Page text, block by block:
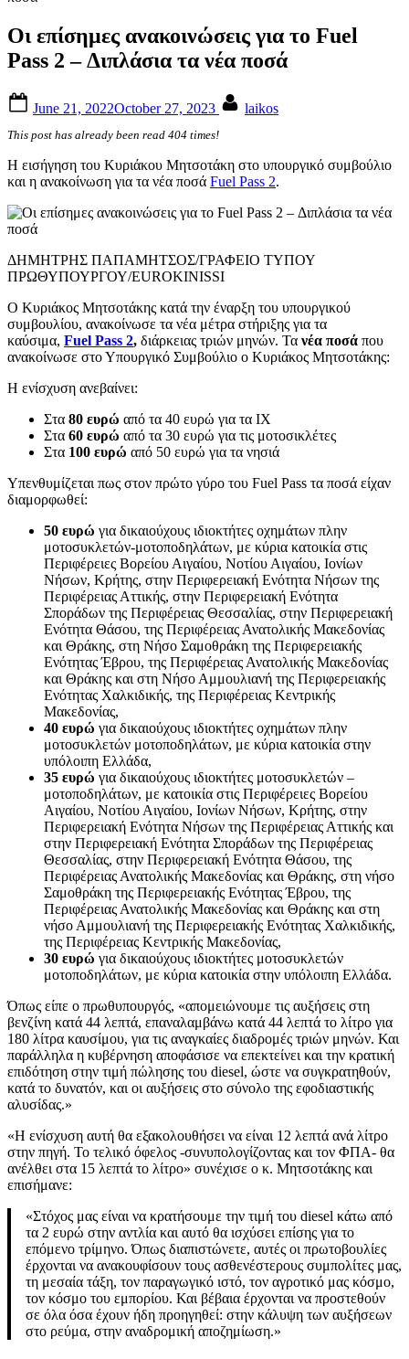
Οι επίσημες ανακοινώσεις για το Fuel
Pass 2 – Διπλάσια τα νέα ποσά
on
June 21, 2022October 27, 2023 laikos
This post has already been read 404 times!
Η εισήγηση του Κυριάκου Μητσοτάκη στο υπουργικό συμβούλιο
και η ανακοίνωση για τα νέα ποσά Fuel Pass 2.
ΔΗΜΗΤΡΗΣ ΠΑΠΑΜΗΤΣΟΣ/ΓΡΑΦΕΙΟ ΤΥΠΟΥ
ΠΡΩΘΥΠΟΥΡΓΟΥ/EUROKINISSI
Ο Κυριάκος Μητσοτάκης κατά την έναρξη του υπουργικού
συμβουλίου, ανακοίνωσε τα νέα μέτρα στήριξης για τα
καύσιμα, Fuel Pass 2, διάρκειας τριών μηνών. Τα νέα ποσά που
ανακοίνωσε στο Υπουργικό Συμβούλιο ο Κυριάκος Μητσοτάκης:
Η ενίσχυση ανεβαίνει:
Στα 80 ευρώ από τα 40 ευρώ για τα ΙΧ
Στα 60 ευρώ από τα 30 ευρώ για τις μοτοσικλέτες
Στα 100 ευρώ από 50 ευρώ για τα νησιά
Υπενθυμίζεται πως στον πρώτο γύρο του Fuel Pass τα ποσά είχαν
διαμορφωθεί:
50 ευρώ για δικαιούχους ιδιοκτήτες οχημάτων πλην
μοτοσυκλετών-μοτοποδηλάτων, με κύρια κατοικία στις
Περιφέρειες Βορείου Αιγαίου, Νοτίου Αιγαίου, Ιονίων
Νήσων, Κρήτης, στην Περιφερειακή Ενότητα Νήσων της
Περιφέρειας Αττικής, στην Περιφερειακή Ενότητα
Σποράδων της Περιφέρειας Θεσσαλίας, στην Περιφερειακή
Ενότητα Θάσου, της Περιφέρειας Ανατολικής Μακεδονίας
και Θράκης, στη Νήσο Σαμοθράκη της Περιφερειακής
Ενότητας Έβρου, της Περιφέρειας Ανατολικής Μακεδονίας
και Θράκης και στη Νήσο Αμμουλιανή της Περιφερειακής
Ενότητας Χαλκιδικής, της Περιφέρειας Κεντρικής
Μακεδονίας,
40 ευρώ για δικαιούχους ιδιοκτήτες οχημάτων πλην
μοτοσυκλετών μοτοποδηλάτων, με κύρια κατοικία στην
υπόλοιπη Ελλάδα,
35 ευρώ για δικαιούχους ιδιοκτήτες μοτοσυκλετών –
μοτοποδηλάτων, με κατοικία στις Περιφέρειες Βορείου
Αιγαίου, Νοτίου Αιγαίου, Ιονίων Νήσων, Κρήτης, στην
Περιφερειακή Ενότητα Νήσων της Περιφέρειας Αττικής και
στην Περιφερειακή Ενότητα Σποράδων της Περιφέρειας
Θεσσαλίας, στην Περιφερειακή Ενότητα Θάσου, της
Περιφέρειας Ανατολικής Μακεδονίας και Θράκης, στη νήσο
Σαμοθράκη της Περιφερειακής Ενότητας Έβρου, της
Περιφέρειας Ανατολικής Μακεδονίας και Θράκης και στη
νήσο Αμμουλιανή της Περιφερειακής Ενότητας Χαλκιδικής,
της Περιφέρειας Κεντρικής Μακεδονίας,
30 ευρώ για δικαιούχους ιδιοκτήτες μοτοσυκλετών
μοτοποδηλάτων, με κύρια κατοικία στην υπόλοιπη Ελλάδα.
Όπως είπε ο πρωθυπουργός, «απομειώνουμε τις αυξήσεις στη
βενζίνη κατά 44 λεπτά, επαναλαμβάνω κατά 44 λεπτά το λίτρο για
180 λίτρα καυσίμου, για τις αναγκαίες διαδρομές τριών μηνών. Και
παράλληλα η κυβέρνηση αποφάσισε να επεκτείνει και την κρατική
επιδότηση στην τιμή πώλησης του diesel, ώστε να συγκρατηθούν,
κατά το δυνατόν, και οι αυξήσεις στο σύνολο της εφοδιαστικής
αλυσίδας.»
«Η ενίσχυση αυτή θα εξακολουθήσει να είναι 12 λεπτά ανά λίτρο
στην πηγή. Το τελικό όφελος -συνυπολογίζοντας και τον ΦΠΑ- θα
ανέλθει στα 15 λεπτά το λίτρο» συνέχισε ο κ. Μητσοτάκης και
επισήμανε:
«Στόχος μας είναι να κρατήσουμε την τιμή του diesel κάτω από
τα 2 ευρώ στην αντλία και αυτό θα ισχύσει επίσης για το
επόμενο τρίμηνο. Όπως διαπιστώνετε, αυτές οι πρωτοβουλίες
έρχονται να ανακουφίσουν τους ασθενέστερους συμπολίτες μας,
τη μεσαία τάξη, τον παραγωγικό ιστό, τον αγροτικό μας κόσμο,
τον κόσμο του εμπορίου. Και βέβαια έρχονται να προστεθούν
σε όλα όσα έχουν ήδη προηγηθεί: στην κάλυψη των αυξήσεων
στο ρεύμα, στην αναδρομική αποζημίωση.»